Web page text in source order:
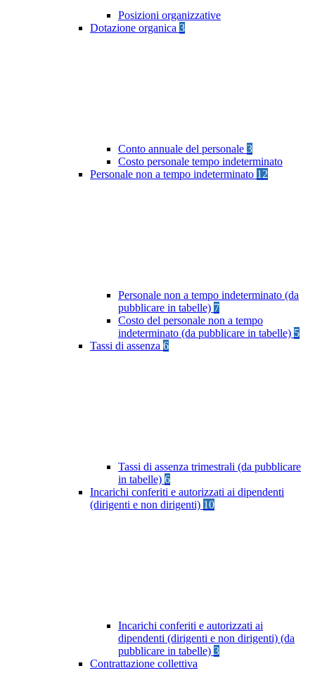
Posizioni organizzative
Dotazione organica 3
Conto annuale del personale 3
Costo personale tempo indeterminato
Personale non a tempo indeterminato 12
Personale non a tempo indeterminato (da
pubblicare in tabelle) 7
Costo del personale non a tempo
indeterminato (da pubblicare in tabelle) 5
Tassi di assenza 6
Tassi di assenza trimestrali (da pubblicare
in tabelle) 6
Incarichi conferiti e autorizzati ai dipendenti
(dirigenti e non dirigenti) 10
Incarichi conferiti e autorizzati ai
dipendenti (dirigenti e non dirigenti) (da
pubblicare in tabelle) 3
Contrattazione collettiva